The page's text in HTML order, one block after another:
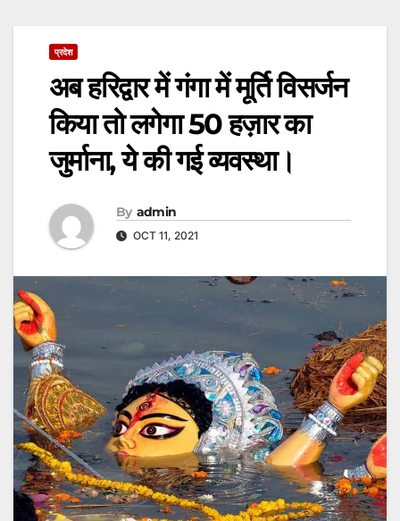
प्रदेश
अब हरिद्वार में गंगा में मूर्ति विसर्जन
किया तो लगेगा 50 हज़ार का
जुर्माना, ये की गई व्यवस्था।
By admin
OCT 11, 2021